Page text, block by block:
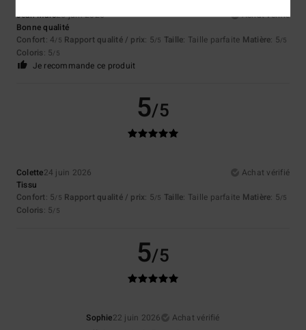
Jean Marc25 juin 2026
Achat vérifié
Bonne qualité
Confort: 4/5 Rapport qualité / prix: 5/5 Taille: Taille parfaite Matière: 5/5
Coloris: 5/5
Je recommande ce produit
5/5
Colette24 juin 2026
Achat vérifié
Tissu
Confort: 5/5 Rapport qualité / prix: 5/5 Taille: Taille parfaite Matière: 5/5
Coloris: 5/5
5/5
Sophie22 juin 2026
Achat vérifié